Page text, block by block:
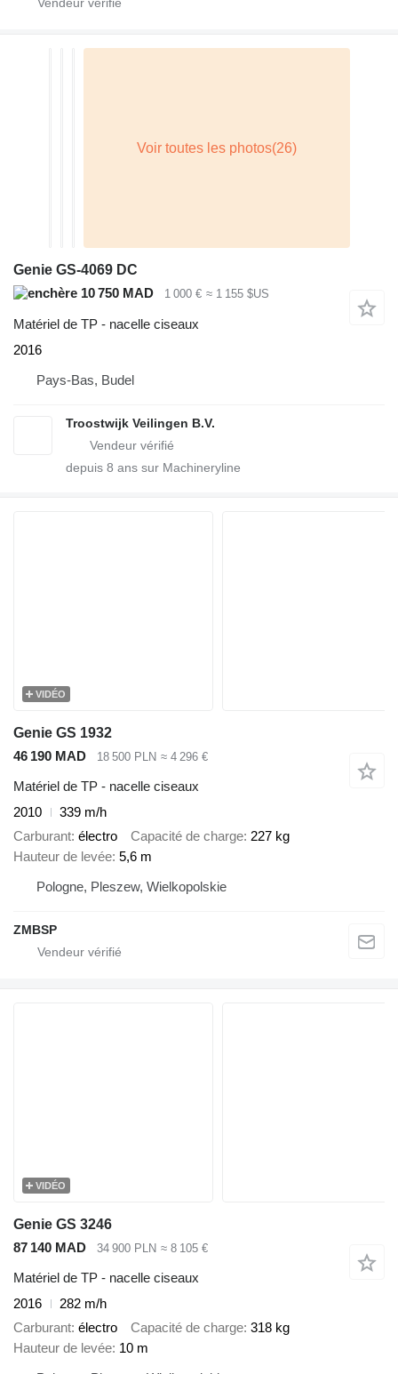
Genie GS-4069 DC
10 750 MAD
1 000 € ≈ 1 155 $US
Matériel de TP - nacelle ciseaux
2016
Pays-Bas, Budel
Troostwijk Veilingen B.V.
depuis 8 ans sur Machineryline
VIDÉO
Genie GS 1932
46 190 MAD
18 500 PLN ≈ 4 296 €
Matériel de TP - nacelle ciseaux
2010
339 m/h
Carburant électro Capacité de charge 227 kg
Hauteur de levée 5,6 m
Pologne, Pleszew, Wielkopolskie
ZMBSP
VIDÉO
Genie GS 3246
87 140 MAD
34 900 PLN ≈ 8 105 €
Matériel de TP - nacelle ciseaux
2016
282 m/h
Carburant électro Capacité de charge 318 kg
Hauteur de levée 10 m